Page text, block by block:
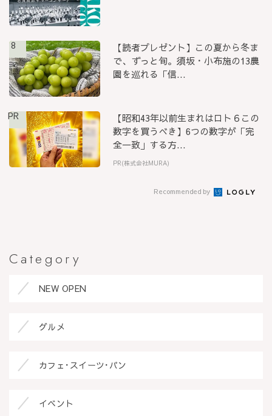
8
【読者プレゼント】この夏から冬ま
で、ずっと旬。須坂・小布施の13農
園を巡れる「信...
PR
【昭和43年以前生まれはロト６この
数字を買うべき】6つの数字が「完
全一致」する方...
PR(株式会社MURA)
Recommended by
Category
NEW OPEN
グルメ
カフェ･スイーツ･パン
イベント